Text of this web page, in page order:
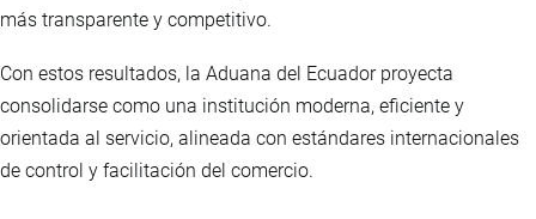
más transparente y competitivo.
Con estos resultados, la Aduana del Ecuador proyecta
consolidarse como una institución moderna, eficiente y
orientada al servicio, alineada con estándares internacionales
de control y facilitación del comercio.